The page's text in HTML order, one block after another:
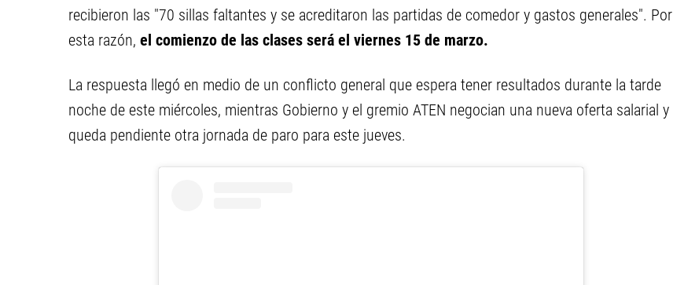
recibieron las "70 sillas faltantes y se acreditaron las partidas de comedor y gastos generales". Por
esta razón, el comienzo de las clases será el viernes 15 de marzo.
La respuesta llegó en medio de un conflicto general que espera tener resultados durante la tarde
noche de este miércoles, mientras Gobierno y el gremio ATEN negocian una nueva oferta salarial y
queda pendiente otra jornada de paro para este jueves.